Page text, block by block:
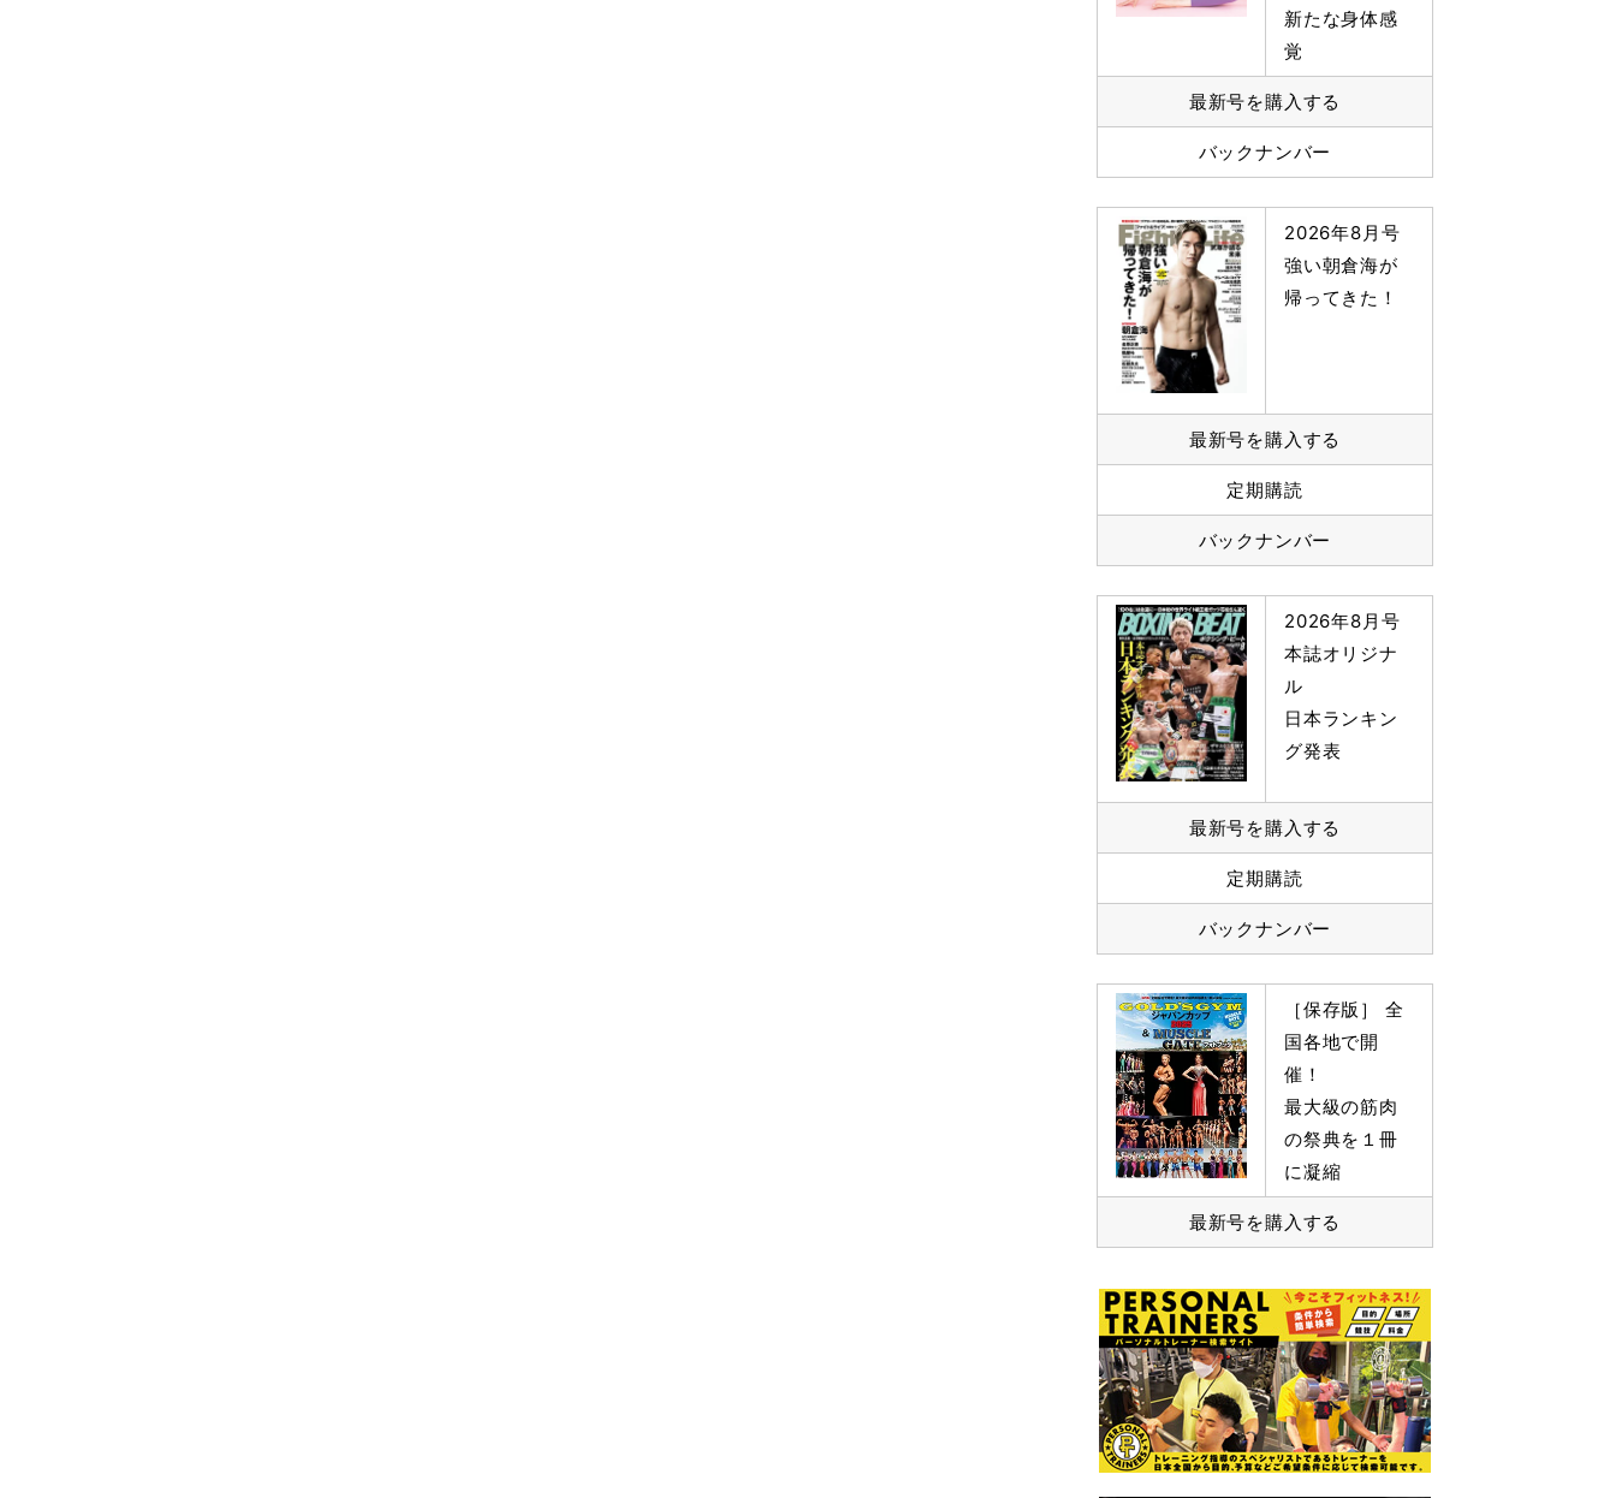
新たな身体感
覚
最新号を購入する
バックナンバー
2026年8月号
強い朝倉海が
帰ってきた！
最新号を購入する
定期購読
バックナンバー
2026年8月号
本誌オリジナ
ル
日本ランキン
グ発表
最新号を購入する
定期購読
バックナンバー
［保存版］ 全
国各地で開
催！
最大級の筋肉
の祭典を１冊
に凝縮
最新号を購入する